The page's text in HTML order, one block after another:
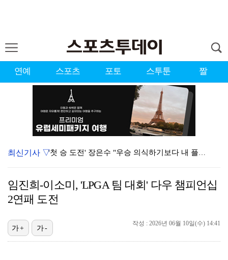
연예 스포츠 포토 스투툰 짤
'첫 승 도전' 장은수 "우승 의식하기보다 내 플레이에…
에스파, '쇠맛'부터 '달콤한 맛'까지…고척돔 가득 채…
맨시티 마레스카 감독 "이강인은 훌륭한 선수…아틀레티코…
최신기사 ▽
임진희-이소미, 'LPGA 팀 대회' 다우 챔피언십
2연패 도전
작성 : 2026년 06월 10일(수) 14:41
가+ 가-